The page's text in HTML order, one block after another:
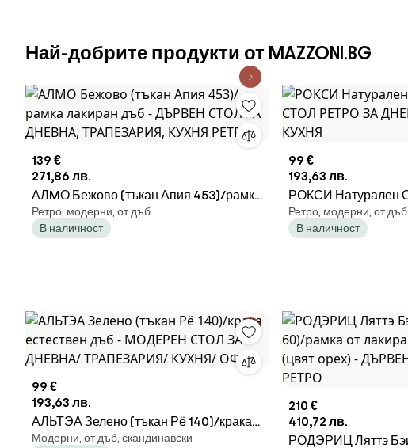
Най-добрите продукти от MAZZONI.BG
139 €
271,86 лв.
АЛMО Бежово (тъкан Апия 453)/рамка
лакиран дъб - ДЪРВЕН СТОЛ ЗА
ДНЕВНА, ТРАПЕЗАРИЯ, КУХНЯ
Ретро, модерни, от дъб
В наличност
99 €
193,63 лв.
РОКСИ Натурален
СТОЛ РЕТРО ЗА
ТРАПЕЗАРИЯ/
Ретро, модерни, от дъб
В наличност
99 €
193,63 лв.
АЛЬТЭА Зелено (тъкан Рё 140)/крака
естествен дъб - МОДЕРЕН СТОЛ ЗА
Модерни, от дъб, скандинавски
210 €
410,72 лв.
РОДЭРИЦ Ляттэ